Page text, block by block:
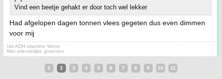
Vind een beetje gehakt er door toch wel lekker
Had afgelopen dagen tonnen vlees gegeten dus even dimmen
voor mij
Uw ADH vitamine Worst
Met vriendelijke groenten
1 2 3 4 5 6 7 8 9 10 11